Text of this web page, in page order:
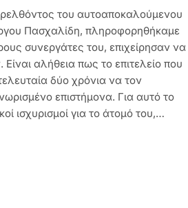
του αυτοαποκαλούμενου
Πασχαλίδη, πληροφορηθήκαμε
συνεργάτες του, επιχείρησαν να
αλήθεια πως το επιτελείο που
δύο χρόνια να τον
επιστήμονα. Για αυτό το
ισχυρισμοί για το άτομό του,…